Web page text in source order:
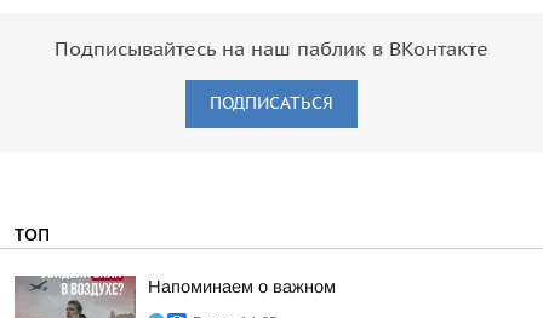
Подписывайтесь на наш паблик в ВКонтакте
ПОДПИСАТЬСЯ
ТОП
Напоминаем о важном